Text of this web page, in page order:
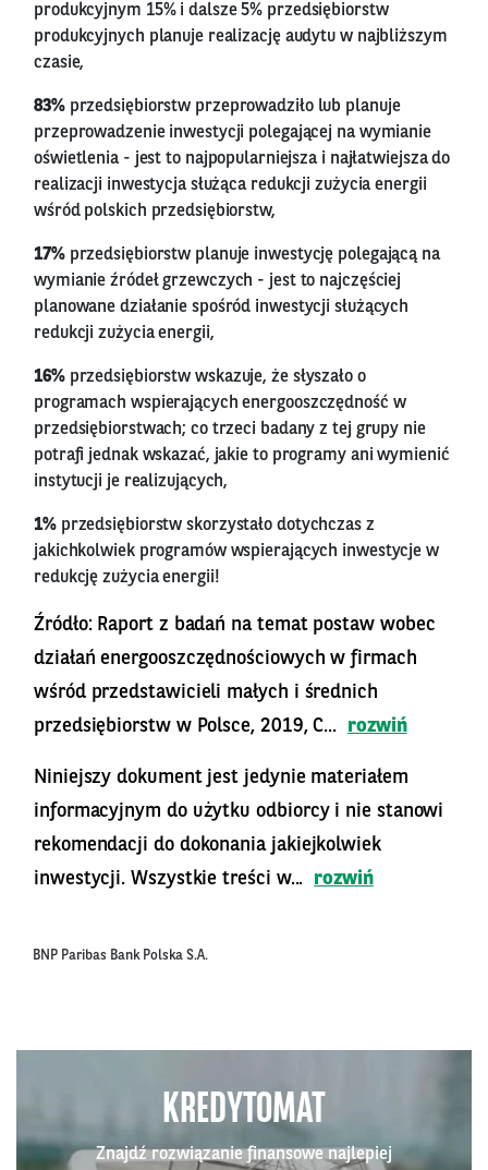
produkcyjnym 15% i dalsze 5% przedsiębiorstw
produkcyjnych planuje realizację audytu w najbliższym
czasie,
83% przedsiębiorstw przeprowadziło lub planuje
przeprowadzenie inwestycji polegającej na wymianie
oświetlenia - jest to najpopularniejsza i najłatwiejsza do
realizacji inwestycja służąca redukcji zużycia energii
wśród polskich przedsiębiorstw,
17%przedsiębiorstw planuje inwestycję polegającą na
wymianie źródeł grzewczych - jest to najczęściej
planowane działanie spośród inwestycji służących
redukcji zużycia energii,
16%przedsiębiorstw wskazuje, że słyszało o
programach wspierających energooszczędność w
przedsiębiorstwach; co trzeci badany z tej grupy nie
potrafi jednak wskazać, jakie to programy ani wymienić
instytucji je realizujących,
1%przedsiębiorstw skorzystało dotychczas z
jakichkolwiek programów wspierających inwestycje w
redukcję zużycia energii!
Źródło: Raport z badań na temat postaw wobec
działań energooszczędnościowych w firmach
wśród przedstawicieli małych i średnich
przedsiębiorstw w Polsce, 2019, C...
rozwiń
Niniejszy dokument jest jedynie materiałem
informacyjnym do użytku odbiorcy i nie stanowi
rekomendacji do dokonania jakiejkolwiek
inwestycji. Wszystkie treści w...
rozwiń
BNP Paribas Bank Polska S.A.
KREDYTOMAT
Znajdź rozwiązanie finansowe najlepiej